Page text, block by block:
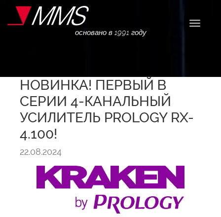
основано в 1991 году
НОВИНКА! ПЕРВЫЙ В
СЕРИИ 4-КАНАЛЬНЫЙ
УСИЛИТЕЛЬ PROLOGY RX-
4.100!
22.08.2024